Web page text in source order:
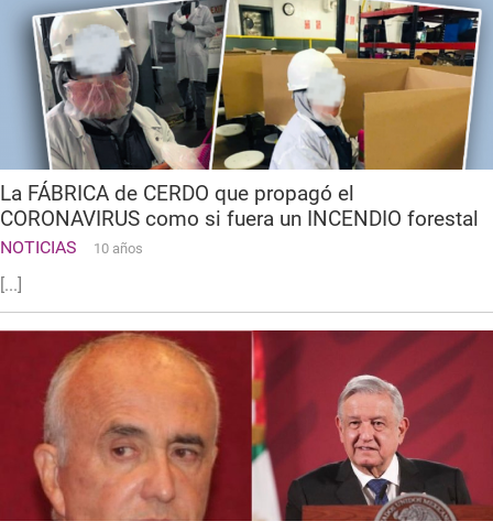
La FÁBRICA de CERDO que propagó el
CORONAVIRUS como si fuera un INCENDIO forestal
NOTICIAS 10 años
[...]